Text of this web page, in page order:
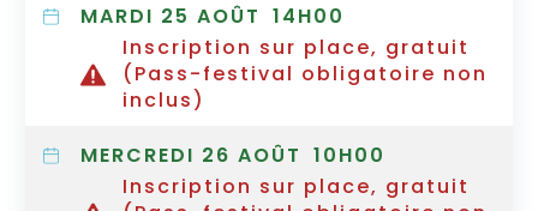
MARDI 25 AOÛT 14H00
Inscription sur place, gratuit
(Pass-festival obligatoire non
inclus)
MERCREDI 26 AOÛT 10H00
Inscription sur place, gratuit